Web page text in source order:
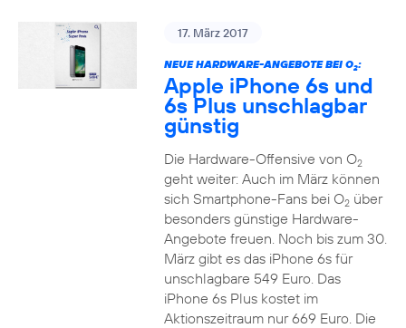
17. März 2017
NEUE HARDWARE-ANGEBOTE BEI O2:
Apple iPhone 6s und
6s Plus unschlagbar
günstig
Die Hardware-Offensive von O2
geht weiter: Auch im März können
sich Smartphone-Fans bei O2über
besonders günstige Hardware-
Angebote freuen. Noch bis zum 30.
März gibt es das iPhone 6s für
unschlagbare 549 Euro. Das
iPhone 6s Plus kostet im
Aktionszeitraum nur 669 Euro. Die